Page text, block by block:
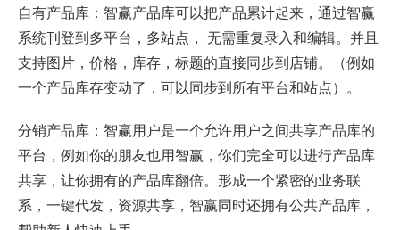
自有产品库：智赢产品库可以把产品累计起来，通过智赢
系统刊登到多平台，多站点， 无需重复录入和编辑。并且
支持图片，价格，库存，标题的直接同步到店铺。（例如
一个产品库存变动了，可以同步到所有平台和站点）。
分销产品库：智赢用户是一个允许用户之间共享产品库的
平台，例如你的朋友也用智赢，你们完全可以进行产品库
共享，让你拥有的产品库翻倍。形成一个紧密的业务联
系，一键代发，资源共享，智赢同时还拥有公共产品库，